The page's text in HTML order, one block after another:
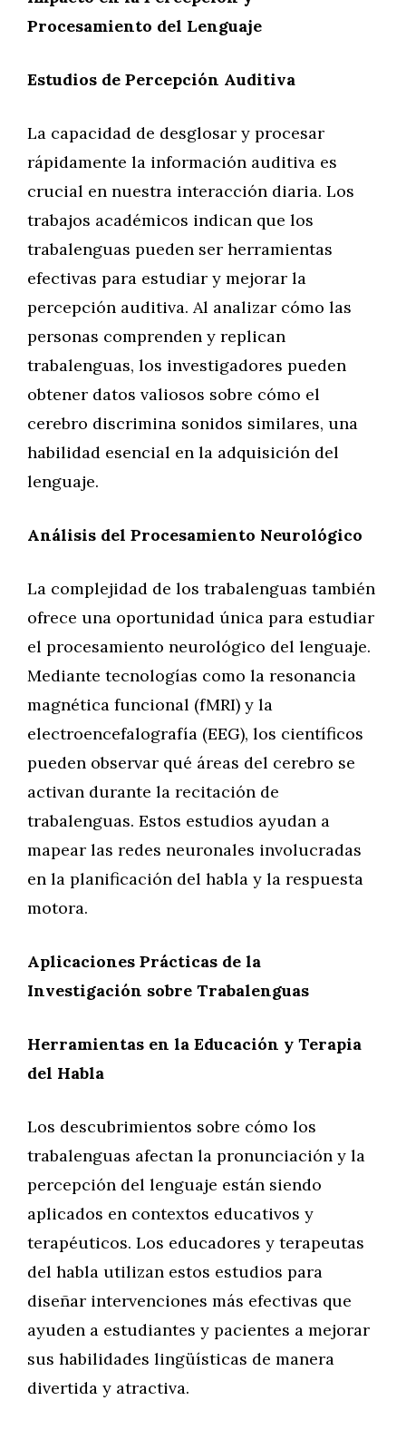
Procesamiento del Lenguaje
Estudios de Percepción Auditiva
La capacidad de desglosar y procesar
rápidamente la información auditiva es
crucial en nuestra interacción diaria. Los
trabajos académicos indican que los
trabalenguas pueden ser herramientas
efectivas para estudiar y mejorar la
percepción auditiva. Al analizar cómo las
personas comprenden y replican
trabalenguas, los investigadores pueden
obtener datos valiosos sobre cómo el
cerebro discrimina sonidos similares, una
habilidad esencial en la adquisición del
lenguaje.
Análisis del Procesamiento Neurológico
La complejidad de los trabalenguas también
ofrece una oportunidad única para estudiar
el procesamiento neurológico del lenguaje.
Mediante tecnologías como la resonancia
magnética funcional (fMRI) y la
electroencefalografía (EEG), los científicos
pueden observar qué áreas del cerebro se
activan durante la recitación de
trabalenguas. Estos estudios ayudan a
mapear las redes neuronales involucradas
en la planificación del habla y la respuesta
motora.
Aplicaciones Prácticas de la
Investigación sobre Trabalenguas
Herramientas en la Educación y Terapia
del Habla
Los descubrimientos sobre cómo los
trabalenguas afectan la pronunciación y la
percepción del lenguaje están siendo
aplicados en contextos educativos y
terapéuticos. Los educadores y terapeutas
del habla utilizan estos estudios para
diseñar intervenciones más efectivas que
ayuden a estudiantes y pacientes a mejorar
sus habilidades lingüísticas de manera
divertida y atractiva.